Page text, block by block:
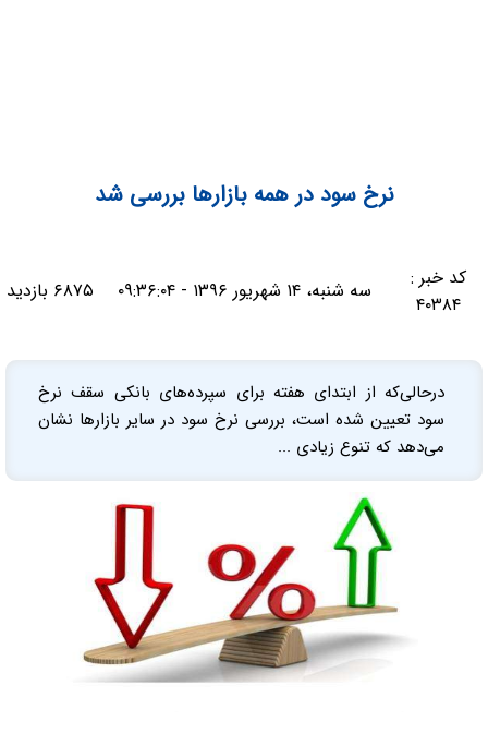
نرخ سود در همه بازارها بررسی شد
کد خبر :
۴۰۳۸۴
سه شنبه، ۱۴ شهریور ۱۳۹۶ - ۰۹:۳۶:۰۴ ۶۸۷۵ بازدید
در‌حالی‌که از ابتدای هفته برای سپرده‌های بانکی سقف نرخ
سود تعیین شده است، بررسی نرخ سود در سایر بازارها نشان
می‌دهد که تنوع زیادی ...